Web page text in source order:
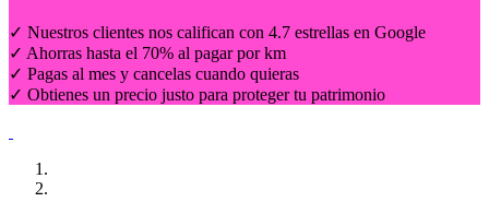
✓ Nuestros clientes nos califican con 4.7 estrellas en Google
✓ Ahorras hasta el 70% al pagar por km
✓ Pagas al mes y cancelas cuando quieras
✓ Obtienes un precio justo para proteger tu patrimonio